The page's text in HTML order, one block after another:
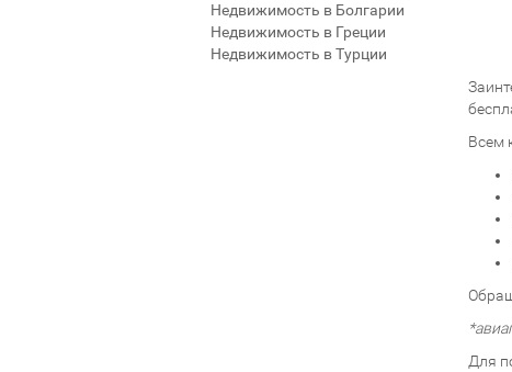
Недвижимость в Болгарии
Недвижимость в Греции
Недвижимость в Турции
Всем
Для